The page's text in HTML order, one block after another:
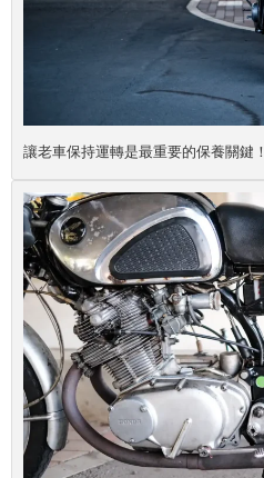
讓老車保持運轉是最重要的保養關鍵！